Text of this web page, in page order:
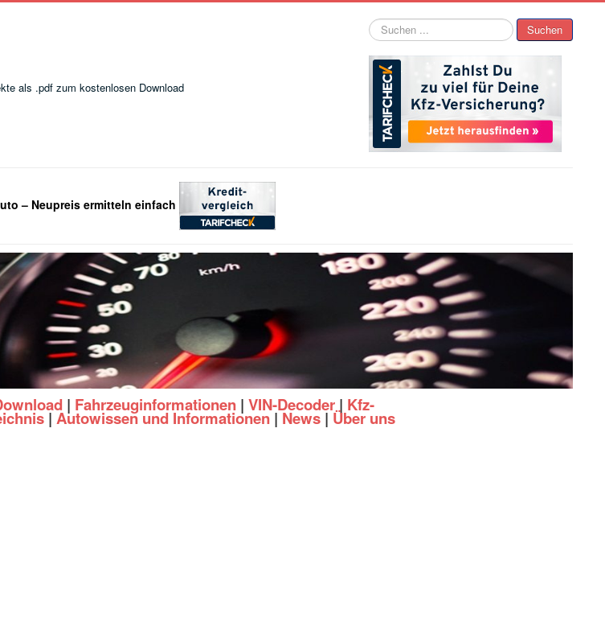
als .pdf zum kostenlosen Download
Suchen
...
Suchen
– Neupreis ermitteln einfach
| Fahrzeuginformationen | VIN-Decoder| Kfz-
|Autowissen und Informationen|News|Über uns